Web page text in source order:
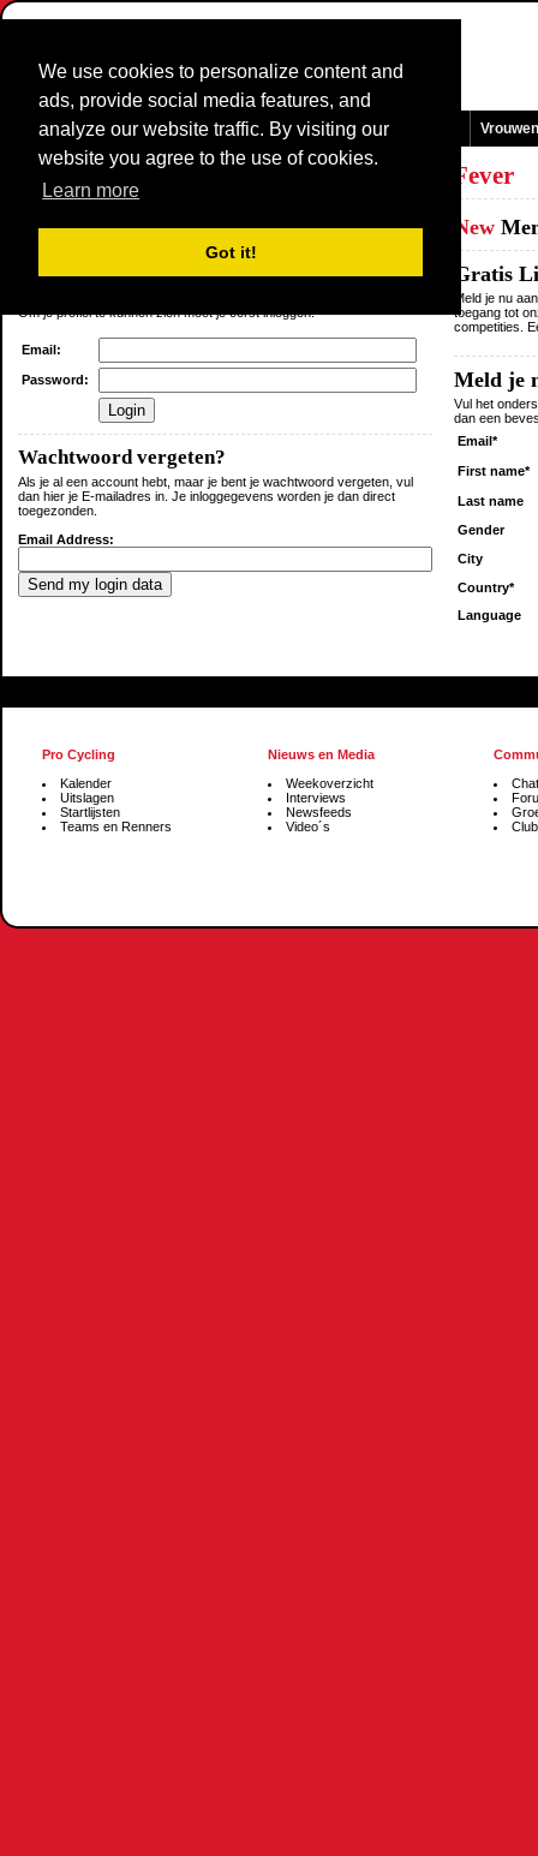
We use cookies to personalize content and
ads, provide social media features, and
analyze our website traffic. By visiting our
website you agree to the use of cookies.
Learn more
Got it!
Homepage Nieuws en Media Games Wedstrijden Vrouwen
Log in of meld je aan CyclingFever
ExistingMember
Login
Om je profiel te kunnen zien moet je eerst inloggen.
Email:
Password:
Wachtwoord vergeten?
Als je al een account hebt, maar je bent je wachtwoord vergeten, vul
dan hier je E-mailadres in. Je inloggegevens worden je dan direct
toegezonden.
Email Address:
New
Gratis
Meld je nu
toegang tot
competities.
Meld je
Vul het
dan een
Email*
First name*
Last name
Gender
City
Country*
Language
Pro Cycling
Kalender
Uitslagen
Startlijsten
Teams en Renners
Nieuws en Media
Weekoverzicht
Interviews
Newsfeeds
Video´s
Chat